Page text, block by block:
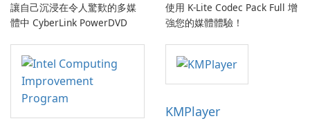
讓自己沉浸在令人驚歎的多媒
體中 CyberLink PowerDVD
使用 K-Lite Codec Pack Full 增
強您的媒體體驗！
KMPlayer